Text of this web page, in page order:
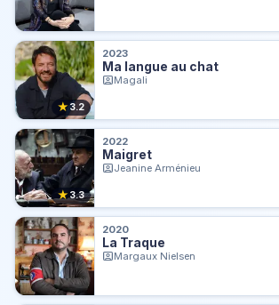
★3.2
2023
Ma langue au chat
Magali
★3.3
2022
Maigret
Jeanine Arménieu
2020
La Traque
Margaux Nielsen